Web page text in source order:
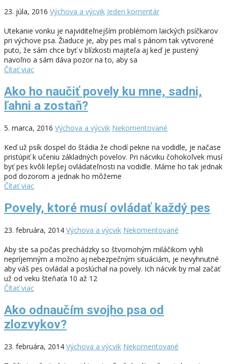
23. júla, 2016 Výchova a výcvik Jeden komentár
Utekanie vonku je najviditeľnejším problémom laických psíčkarov
pri výchove psa. Žiaduce je, aby pes mal s pánom tak vytvorené
puto, že sám chce byť v blízkosti majiteľa aj keď je pustený
navoľno a sám dáva pozor na to, aby sa
Čítať viac
Ako ho naučiť povely ku mne, sadni,
ľahni a zostaň?
5. marca, 2016 Výchova a výcvik Nekomentované
Keď už psík dospel do štádia že chodí pekne na vodidle, je načase
pristúpiť k učeniu základných povelov. Pri nácviku čohokoľvek musí
byť pes kvôli lepšej ovládateľnosti na vodidle. Máme ho tak jednak
pod dozorom a jednak ho môžeme
Čítať viac
Povely, ktoré musí ovládať každý pes
23. februára, 2014 Výchova a výcvik Nekomentované
Aby ste sa počas prechádzky so štvornohým miláčikom vyhli
nepríjemným a možno aj nebezpečným situáciám, je nevyhnutné
aby váš pes ovládal a poslúchal na povely. Ich nácvik by mal začať
už od veku šteňaťa 10 až 12
Čítať viac
Ako odnaučím svojho psa od
zlozvykov?
23. februára, 2014 Výchova a výcvik Nekomentované